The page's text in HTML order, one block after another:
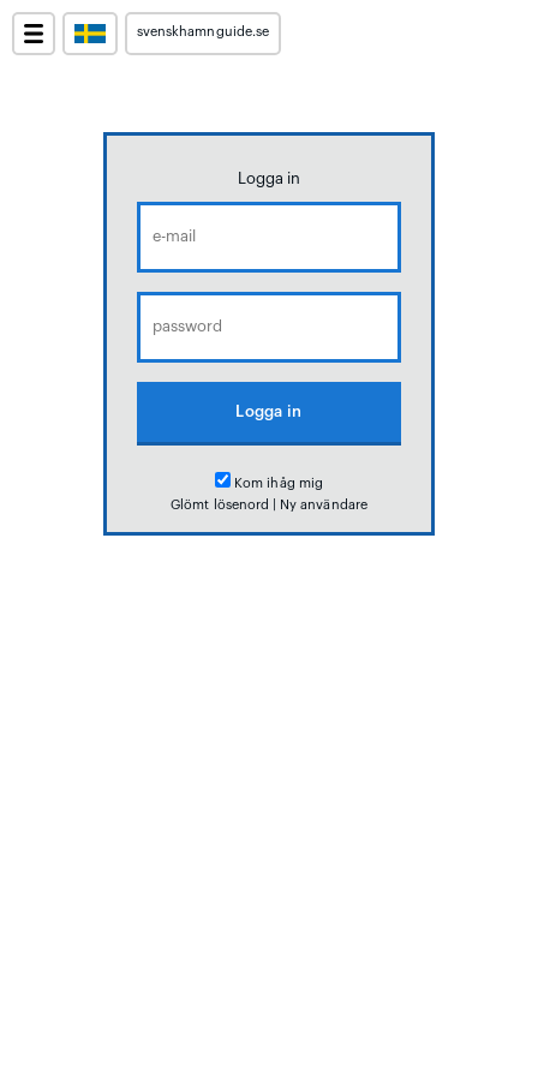
svenskhamnguide.se
Logga in
Kom ihåg mig
Glömt lösenord
Ny användare